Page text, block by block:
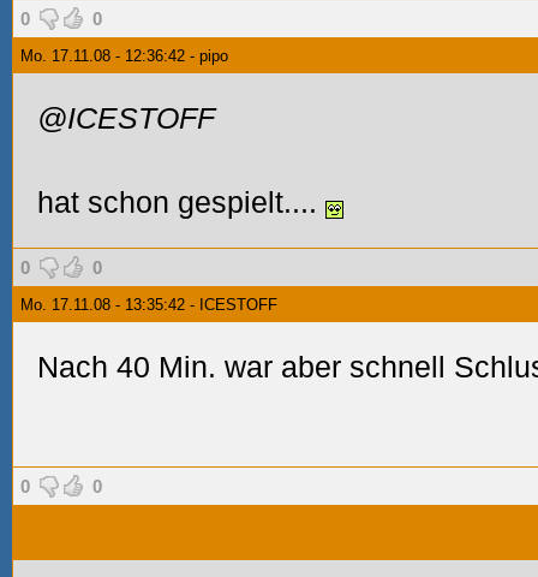
0 0
Mo. 17.11.08 - 12:36:42 - pipo
@ICESTOFF
hat schon gespielt....
0 0
Mo. 17.11.08 - 13:35:42 - ICESTOFF
Nach 40 Min. war aber schnell
0 0